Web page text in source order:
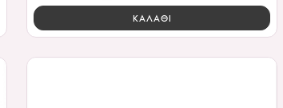
ΚΑΛΑΘΙ